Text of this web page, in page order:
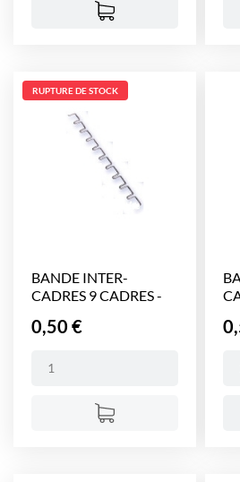
BANDE INTER-
CADRES 9 CADRES -
Prix
0,50 €
RUPTURE DE STOCK